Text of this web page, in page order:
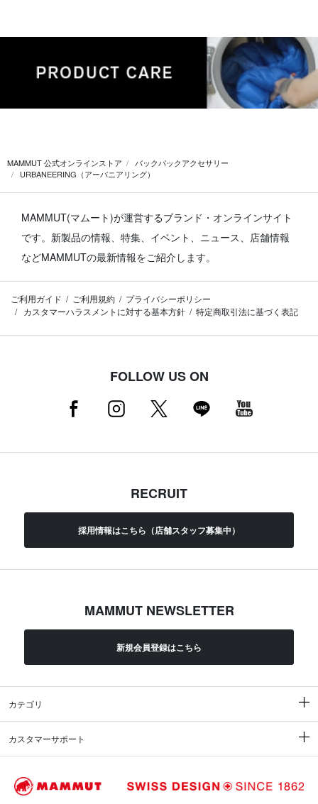
MAMMUT 公式オンラインストア
バックパックアクセサリー
URBANEERING（アーバニアリング）
MAMMUT(マムート)が運営するブランド・オンラインサイト
です。 新製品の情報、特集、イベント、ニュース、店舗情報
などMAMMUTの最新情報をご紹介します。
ご利用ガイド ご利用規約
プライバシーポリシー
カスタマーハラスメントに対する基本方針
特定商取引法に基づく表記
FOLLOW US ON
RECRUIT
採用情報はこちら（店舗スタッフ募集中）
MAMMUT NEWSLETTER
新規会員登録はこちら
カテゴリ
カスタマーサポート